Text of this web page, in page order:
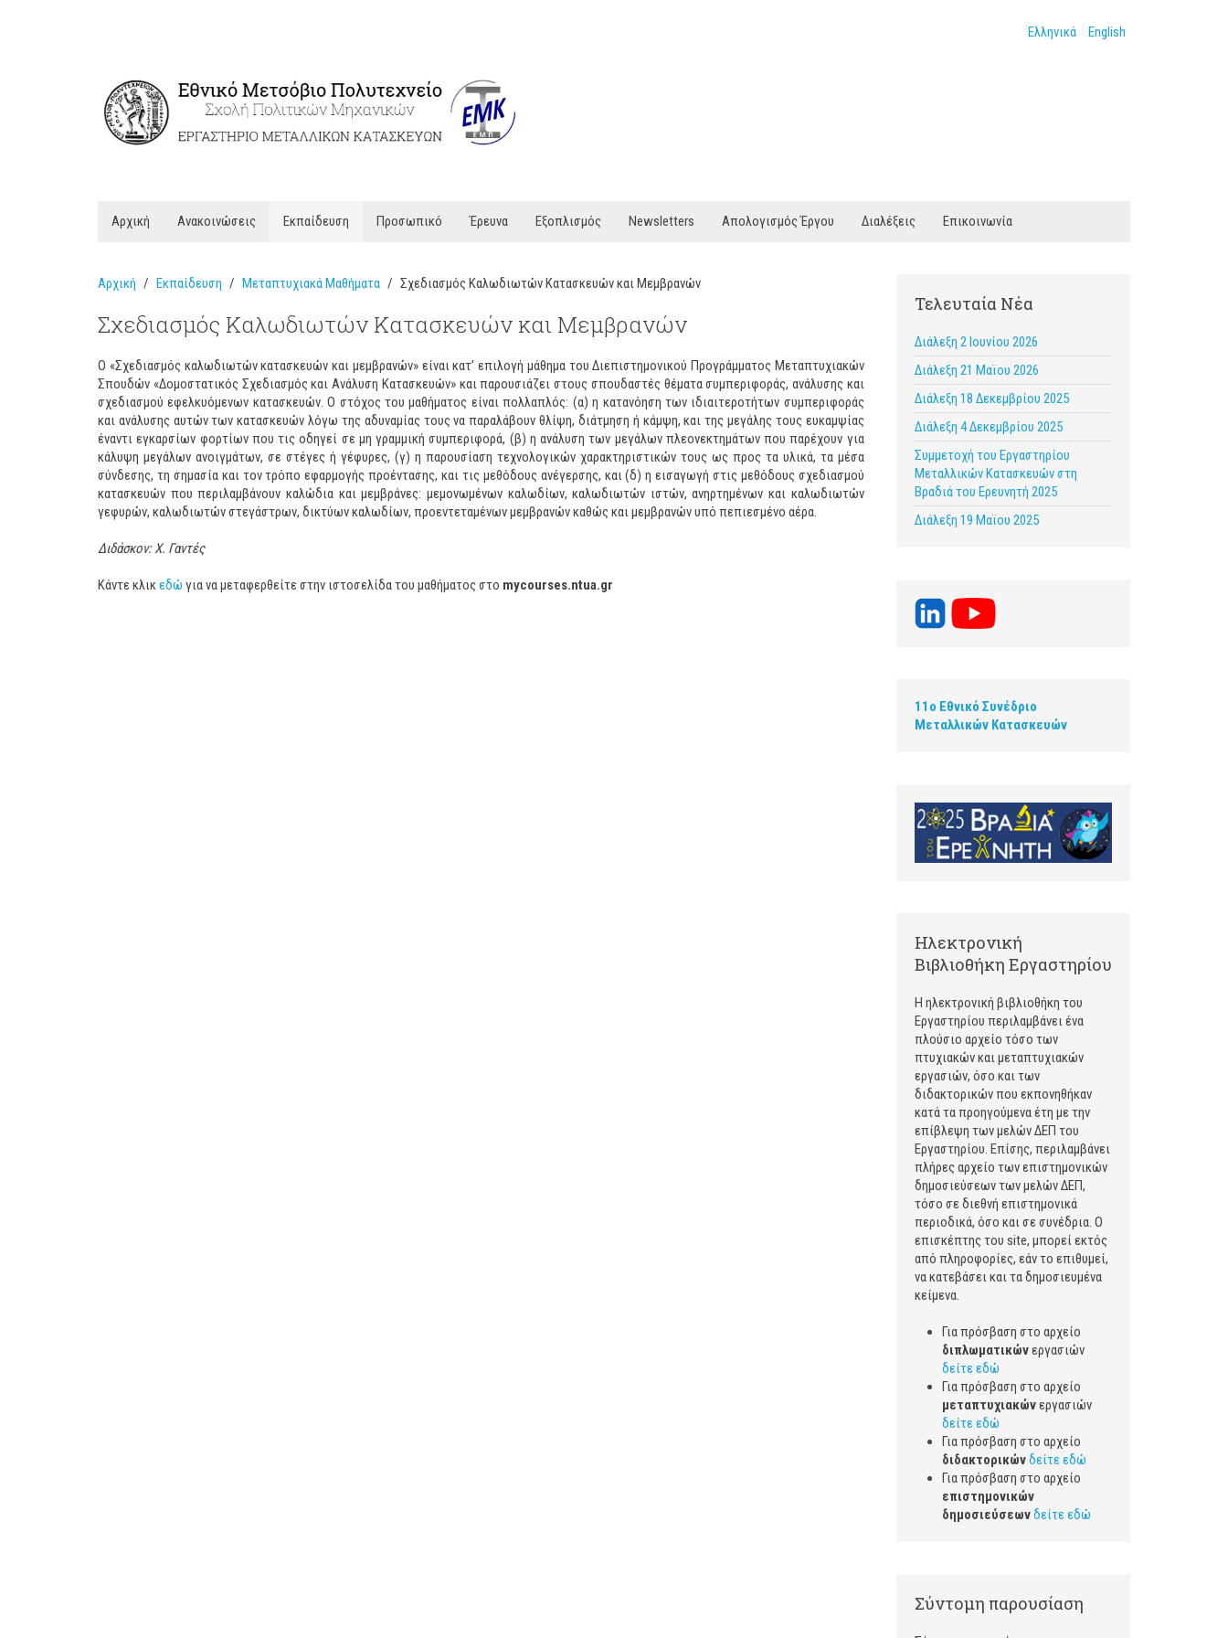
Ελληνικά English
Αρχική Ανακοινώσεις Εκπαίδευση Προσωπικό Έρευνα Εξοπλισμός Newsletters Απολογισμός Έργου Διαλέξεις Επικοινωνία
Αρχική Εκπαίδευση Μεταπτυχιακά Μαθήματα Σχεδιασμός Καλωδιωτών Κατασκευών και Μεμβρανών
Σχεδιασμός Καλωδιωτών Κατασκευών και Μεμβρανών
Ο «Σχεδιασμός καλωδιωτών κατασκευών και μεμβρανών» είναι κατ’ επιλογή μάθημα του Διεπιστημονικού Προγράμματος Μεταπτυχιακών
Σπουδών «Δομοστατικός Σχεδιασμός και Ανάλυση Κατασκευών» και παρουσιάζει στους σπουδαστές θέματα συμπεριφοράς, ανάλυσης και
σχεδιασμού εφελκυόμενων κατασκευών. Ο στόχος του μαθήματος είναι πολλαπλός: (α) η κατανόηση των ιδιαιτεροτήτων συμπεριφοράς
και ανάλυσης αυτών των κατασκευών λόγω της αδυναμίας τους να παραλάβουν θλίψη, διάτμηση ή κάμψη, και της μεγάλης τους ευκαμψίας
έναντι εγκαρσίων φορτίων που τις οδηγεί σε μη γραμμική συμπεριφορά, (β) η ανάλυση των μεγάλων πλεονεκτημάτων που παρέχουν για
κάλυψη μεγάλων ανοιγμάτων, σε στέγες ή γέφυρες, (γ) η παρουσίαση τεχνολογικών χαρακτηριστικών τους ως προς τα υλικά, τα μέσα
σύνδεσης, τη σημασία και τον τρόπο εφαρμογής προέντασης, και τις μεθόδους ανέγερσης, και (δ) η εισαγωγή στις μεθόδους σχεδιασμού
κατασκευών που περιλαμβάνουν καλώδια και μεμβράνες: μεμονωμένων καλωδίων, καλωδιωτών ιστών, ανηρτημένων και καλωδιωτών
γεφυρών, καλωδιωτών στεγάστρων, δικτύων καλωδίων, προεντεταμένων μεμβρανών καθώς και μεμβρανών υπό πεπιεσμένο αέρα.
Διδάσκον: Χ. Γαντές
Κάντε κλικεδώ για να μεταφερθείτε στην ιστοσελίδα του μαθήματος στο mycourses.ntua.gr
Τελευταία Νέα
Διάλεξη 2 Ιουνίου 2026
Διάλεξη 21 Μαϊου 2026
Διάλεξη 18 Δεκεμβρίου 2025
Διάλεξη 4 Δεκεμβρίου 2025
Συμμετοχή του Εργαστηρίου
Μεταλλικών Κατασκευών στη
Βραδιά του Ερευνητή 2025
Διάλεξη 19 Μαϊου 2025
11ο Εθνικό Συνέδριο
Μεταλλικών Κατασκευών
Ηλεκτρονική
Βιβλιοθήκη Εργαστηρίου
Η ηλεκτρονική βιβλιοθήκη του
Εργαστηρίου περιλαμβάνει ένα
πλούσιο αρχείο τόσο των
πτυχιακών και μεταπτυχιακών
εργασιών, όσο και των
διδακτορικών που εκπονηθήκαν
κατά τα προηγούμενα έτη με την
επίβλεψη των μελών ΔΕΠ του
Εργαστηρίου. Επίσης, περιλαμβάνει
πλήρες αρχείο των επιστημονικών
δημοσιεύσεων των μελών ΔΕΠ,
τόσο σε διεθνή επιστημονικά
περιοδικά, όσο και σε συνέδρια. Ο
επισκέπτης του site, μπορεί εκτός
από πληροφορίες, εάν το επιθυμεί,
να κατεβάσει και τα δημοσιευμένα
Για πρόσβαση στο αρχείο
διπλωματικώνεργασιών
δείτε εδώ
Για πρόσβαση στο αρχείο
μεταπτυχιακώνεργασιών
δείτε εδώ
Για πρόσβαση στο αρχείο
διδακτορικώνδείτε εδώ
Για πρόσβαση στο αρχείο
επιστημονικών
δημοσιεύσεωνδείτε εδώ
Σύντομη παρουσίαση